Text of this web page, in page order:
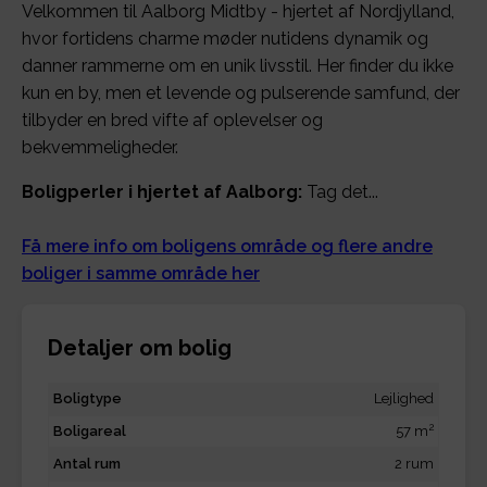
Velkommen til Aalborg Midtby - hjertet af Nordjylland,
hvor fortidens charme møder nutidens dynamik og
danner rammerne om en unik livsstil. Her finder du ikke
kun en by, men et levende og pulserende samfund, der
tilbyder en bred vifte af oplevelser og
bekvemmeligheder.
Boligperler i hjertet af Aalborg: Tag det...
Få mere info om boligens område og flere andre
boliger i samme område her
Detaljer om bolig
Boligtype
Lejlighed
Boligareal
57 m2
Antal rum
2 rum